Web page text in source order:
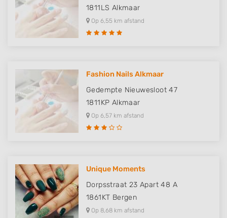
1811LS Alkmaar
Op 6,55 km afstand
Fashion Nails Alkmaar
Gedempte Nieuwesloot 47
1811KP Alkmaar
Op 6,57 km afstand
Unique Moments
Dorpsstraat 23 Apart 48 A
1861KT Bergen
Op 8,68 km afstand